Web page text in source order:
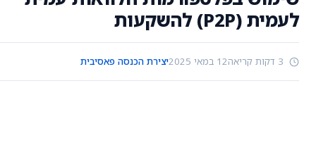
לעמית (P2P) להשקעות
12 במאי 2025 יצירת הכנסה פאסיבית